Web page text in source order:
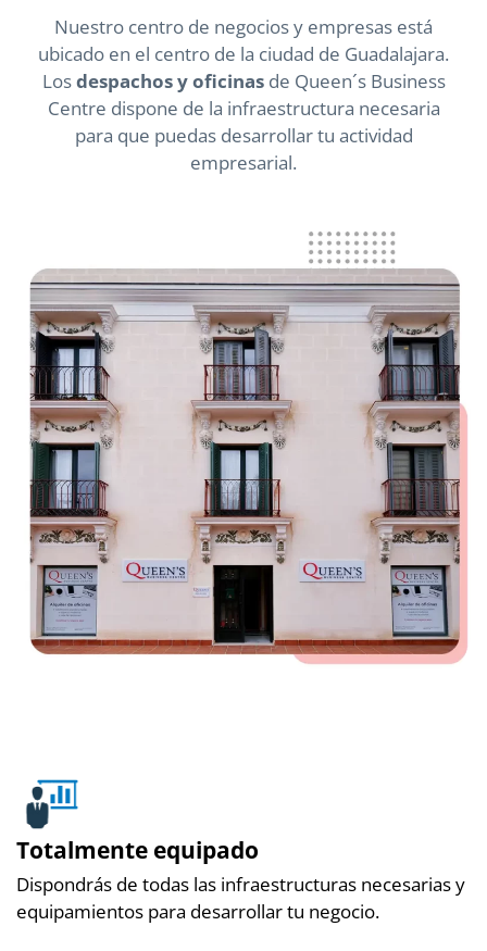
Nuestro centro de negocios y empresas está
ubicado en el centro de la ciudad de Guadalajara.
Losdespachos y oficinasde Queen´s Business
Centre dispone de la infraestructura necesaria
para que puedas desarrollar tu actividad
empresarial.
Totalmente equipado
Dispondrás de todas las infraestructuras necesarias y
equipamientos para desarrollar tu negocio.